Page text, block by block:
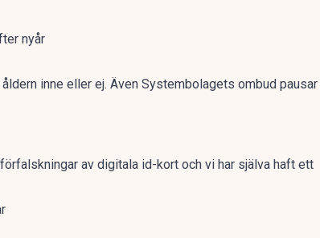
nyår
inne eller ej. Även Systembolagets ombud pausar
av digitala id-kort och vi har själva haft ett